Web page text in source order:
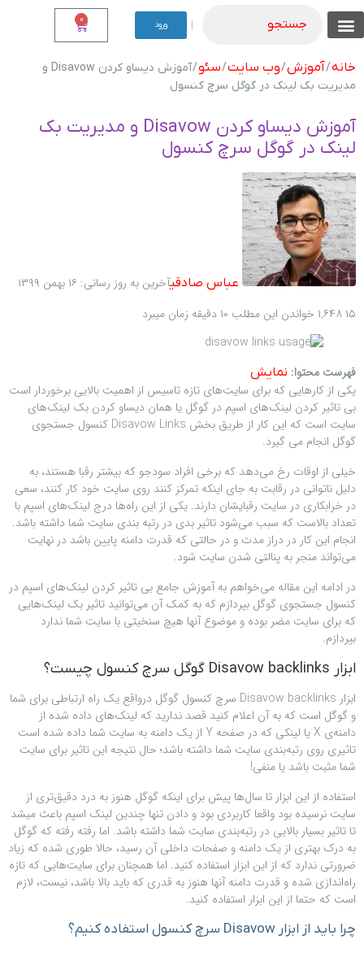
جستجو ورود
0
خانه/آموزش/وب سایت/سئو
/ آموزش دیساو کردن Disavow و
مدیریت بک لینک در گوگل سرچ کنسول
آموزش دیساو کردن Disavow و مدیریت بک
لینک در گوگل سرچ کنسول
عباس صادقیآخرین به روز رسانی: ۱۶ بهمن ۱۳۹۹
۱۵
خواندن این مطلب ۱۰ دقیقه زمان میبرد
فهرست محتوا: نمایش
یکی از کارهایی که برای سایت‌های تازه تاسیس از اهمیت بالایی برخوردار است
بی تاثیر کردن لینک‌های اسپم در گوگل یا همان دیساو کردن بک لینک‌های
سایت است که این کار از طریق بخش Disavow Links کنسول جستجوی
گوگل انجام می گیرد.
خیلی از اوقات رخ می‌دهد که برخی افراد سودجو که بیشتر رقبا هستند، به
دلیل ناتوانی در رقابت به جای اینکه تمرکز کنند روی سایت خود کار کنند، سعی
در خرابکاری در سایت رقبایشان دارند. یکی از این راه‌ها درج لینک‌های اسپم با
تعداد بالاست که سبب می‌شود تاثیر بدی در رتبه بندی سایت شما داشته باشد.
انجام این کار در دراز مدت و در حالتی که قدرت دامنه پایین باشد در نهایت
می‌تواند منجر به پنالتی شدن سایت شود.
در ادامه این مقاله می‌خواهم به آموزش جامع بی تاثیر کردن لینک‌های اسپم در
کنسول جستجوی گوگل بپردازم که به کمک آن می‌توانید تاثیر بک لینک‌هایی
که برای سایت مضر بوده و موضوع آنها هیچ سنخیتی با سایت شما ندارد
بپردازم.
ابزار Disavow backlinks گوگل سرچ کنسول چیست؟
ابزار Disavow backlinks سرچ کنسول گوگل درواقع یک راه ارتباطی برای شما
و گوگل است که به آن اعلام کنید قصد ندارید که لینک‌های داده شده از
دامنه‌ی X یا لینکی که در صفحه Y از یک دامنه به سایت شما داده شده است
تاثیری روی رتبه‌بندی سایت شما داشته باشد؛ حال نتیجه این تاثیر برای سایت
شما مثبت باشد یا منفی!
استفاده از این ابزار تا سال‌ها پیش برای اینکه گوگل هنوز به درد دقیق‌تری از
سایت نرسیده بود واقعا کاربردی بود و دادن تنها چندین لینک اسپم باعث میشد
تا تاثیر بسیار بالایی در رتبه‌بندی سایت شما داشته باشد. اما رفته رفته که گوگل
به درک بهتری از یک دامنه و صفحات داخلی آن رسید، حالا طوری شده که زیاد
ضرورتی ندارد که از این ابزار استفاده کنید. اما همچنان برای سایت‌هایی که تازه
راه‌اندازی شده و قدرت دامنه آنها هنوز به قدری که باید بالا باشد، نیست، لازم
است که حتما از این ابزار استفاده کنید.
چرا باید از ابزار Disavow سرچ کنسول استفاده کنیم؟